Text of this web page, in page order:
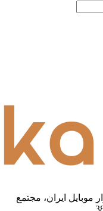
موبایل ایران، مجتمع